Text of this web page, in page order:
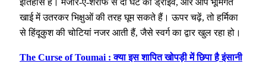
इतिहास है। मजार-ए-शरीफ से दो घंटे की ड्राइव, और आप भूमिगत
खाई में उतरकर भिक्षुओं की तरह घूम सकते हैं। ऊपर चढ़ें, तो हर्मिका
से हिंदूकुश की चोटियां नजर आती हैं, जैसे स्वर्ग का द्वार खुल रहा हो।
The Curse of Toumai : क्या इस शापित खोपड़ी में छिपा है इंसानी